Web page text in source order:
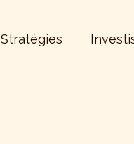
Stratégies